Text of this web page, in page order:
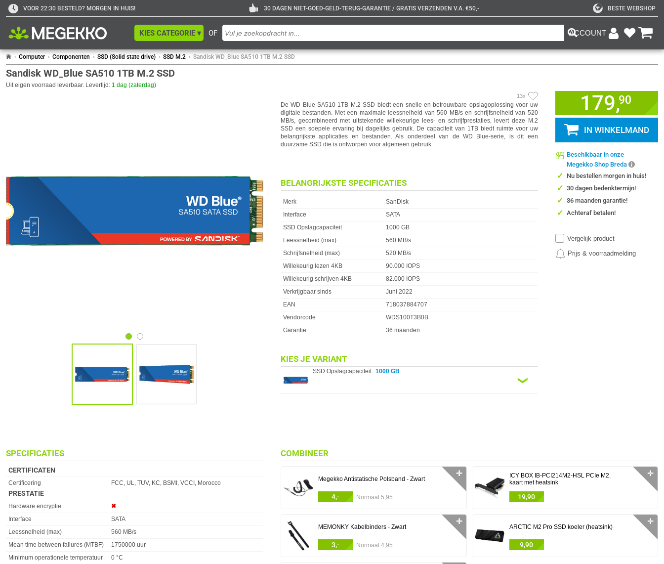
VOOR 22:30 BESTELD? MORGEN IN HUIS! 30 DAGEN NIET-GOED-GELD-TERUG-GARANTIE / GRATIS VERZENDEN V.A. €50,- BESTE WEBSHOP
OF
KIES CATEGORIE ▾ ACCOUNT
Computer Componenten SSD (Solid state drive) SSD M.2 Sandisk WD_Blue SA510 1TB M.2 SSD
Sandisk WD_Blue SA510 1TB M.2 SSD
Uit eigen voorraad leverbaar. Levertijd: 1 dag (zaterdag)
13x
De WD Blue SA510 1TB M.2 SSD biedt een snelle en betrouwbare opslagoplossing voor uw
digitale bestanden. Met een maximale leessnelheid van 560 MB/s en schrijfsnelheid van 520
MB/s, gecombineerd met uitstekende willekeurige lees- en schrijfprestaties, levert deze M.2
SSD een soepele ervaring bij dagelijks gebruik. De capaciteit van 1TB biedt ruimte voor uw
belangrijkste applicaties en bestanden. Als onderdeel van de WD Blue-serie, is dit een
duurzame SSD die is ontworpen voor algemeen gebruik.
BELANGRIJKSTE SPECIFICATIES
Eigenschap
Merk
SanDisk
Interface
SATA
SSD Opslagcapaciteit
1000 GB
Leessnelheid (max)
560 MB/s
Schrijfsnelheid (max)
520 MB/s
Willekeurig lezen 4KB
90.000 IOPS
Willekeurig schrijven 4KB
82.000 IOPS
Verkrijgbaar sinds
Juni 2022
EAN
718037884707
Vendorcode
WDS100T3B0B
Garantie
36 maanden
KIES JE VARIANT
SSD Opslagcapaciteit: 1000 GB
❮
179,90
IN WINKELMAND
Beschikbaar in onze
Megekko Shop Breda
✓ Nu bestellen morgen in huis!
✓ 30 dagen bedenktermijn!
✓ 36 maanden garantie!
✓ Achteraf betalen!
Vergelijk product
Prijs & voorraadmelding
SPECIFICATIES
CERTIFICATEN
Eigenschap
Certificering FCC, UL, TUV, KC, BSMI, VCCI, Morocco
PRESTATIE
Eigenschap Waarde
Hardware encryptie
✖︎
Interface
SATA
Leessnelheid (max)
560 MB/s
Mean time between failures (MTBF)
1750000 uur
Minimum operationele temperatuur
0 °C
COMBINEER
Megekko Antistatische Polsband - Zwart
4,- Normaal 5,95
✛
ICY BOX IB-PCI214M2-HSL PCIe M2.
kaart met heatsink
19,90
✛
MEMONKY Kabelbinders - Zwart
3,- Normaal 4,95
✛
ARCTIC M2 Pro SSD koeler (heatsink)
9,90
✛